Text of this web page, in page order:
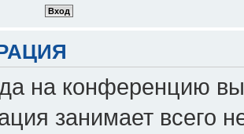
на конференцию
занимает всего